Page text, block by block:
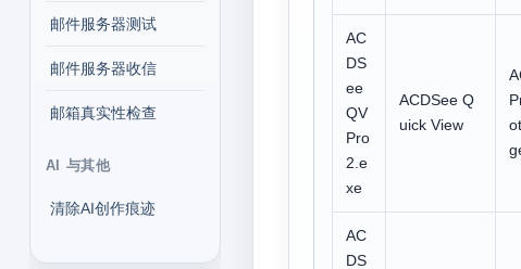
邮件服务器测试
邮件服务器收信
邮箱真实性检查
AI 与其他
清除AI创作痕迹
AC
DS
ee
QV
Pro
2.e
xe
ACDSee Q
uick View
AC
DS